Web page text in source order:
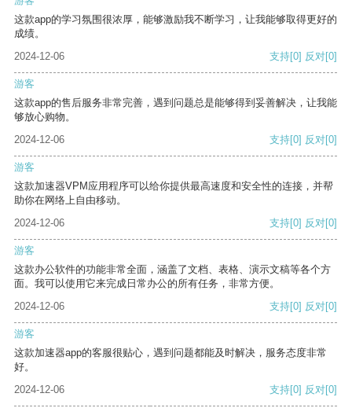
这款app的学习氛围很浓厚，能够激励我不断学习，让我能够取得更好的
成绩。
2024-12-06
支持[0] 反对[0]
游客
这款app的售后服务非常完善，遇到问题总是能够得到妥善解决，让我能
够放心购物。
2024-12-06
支持[0] 反对[0]
游客
这款加速器VPM应用程序可以给你提供最高速度和安全性的连接，并帮
助你在网络上自由移动。
2024-12-06
支持[0] 反对[0]
游客
这款办公软件的功能非常全面，涵盖了文档、表格、演示文稿等各个方
面。我可以使用它来完成日常办公的所有任务，非常方便。
2024-12-06
支持[0] 反对[0]
游客
这款加速器app的客服很贴心，遇到问题都能及时解决，服务态度非常
好。
2024-12-06
支持[0] 反对[0]